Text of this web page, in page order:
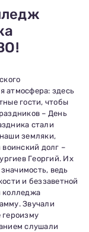
атмосфера: здесь
гости, чтобы
– День
стали
земляки,
долг –
Георгий. Их
ведь
и беззаветной
колледжа
Звучали
героизму
слушали